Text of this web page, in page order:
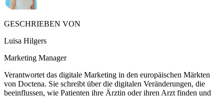
GESCHRIEBEN VON
Luisa Hilgers
Marketing Manager
Verantwortet das digitale Marketing in den europäischen Märkten
von Doctena. Sie schreibt über die digitalen Veränderungen, die
beeinflussen, wie Patienten ihre Ärztin oder ihren Arzt finden und